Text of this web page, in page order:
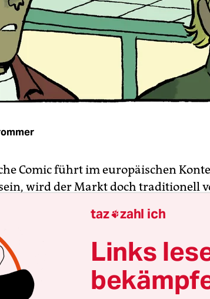
Comic führt im europäischen
wird der Markt doch traditionell
vitale Szene, die immer wieder
Zeichner hervorbringt.
aus dem Viertel“ von Gabi
die Schattenseite der Insel Mallorca,
taz zahl ich
Links